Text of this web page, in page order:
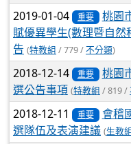
2019-01-04 重要
桃園
賦優異學生(數理暨自
告 (特教組 / 779 /不分類)
2018-12-14 重要
桃園
選公告事項 (特教組 / 819 /
2018-12-11 重要
會稽
選隊伍及表演建議 (生教